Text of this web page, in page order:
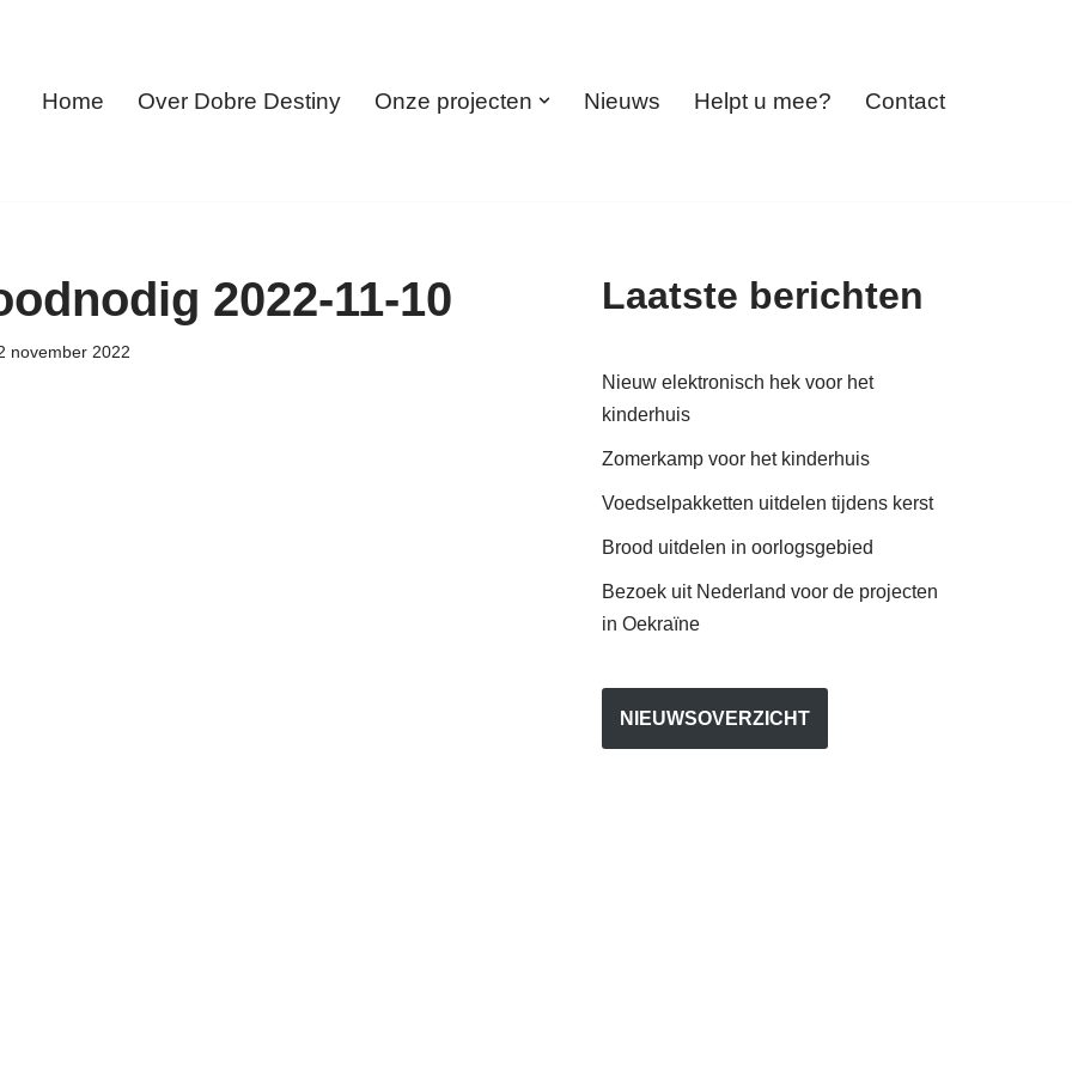
Home Over Dobre Destiny Onze projecten Nieuws Helpt u mee? Contact
2022-11-10
november 2022
Laatste berichten
Nieuw elektronisch hek voor het
kinderhuis
Zomerkamp voor het kinderhuis
Voedselpakketten uitdelen tijdens kerst
Brood uitdelen in oorlogsgebied
Bezoek uit Nederland voor de projecten
in Oekraïne
NIEUWSOVERZICHT